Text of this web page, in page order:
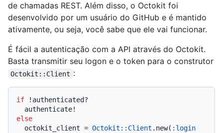
de chamadas REST. Além disso, o Octokit foi
desenvolvido por um usuário do GitHub e é mantido
ativamente, ou seja, você sabe que ele vai funcionar.
É fácil a autenticação com a API através do Octokit.
Basta transmitir seu logon e o token para o construtor
Octokit::Client :
if !authenticated?
else
  octokit_client =
Octokit::Client .new( :login